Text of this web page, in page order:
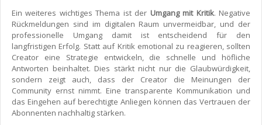
Ein weiteres wichtiges Thema ist der Umgang mit Kritik. Negative
Rückmeldungen sind im digitalen Raum unvermeidbar, und der
professionelle Umgang damit ist entscheidend für den
langfristigen Erfolg. Statt auf Kritik emotional zu reagieren, sollten
Creator eine Strategie entwickeln, die schnelle und höfliche
Antworten beinhaltet. Dies stärkt nicht nur die Glaubwürdigkeit,
sondern zeigt auch, dass der Creator die Meinungen der
Community ernst nimmt. Eine transparente Kommunikation und
das Eingehen auf berechtigte Anliegen können das Vertrauen der
Abonnenten nachhaltig stärken.